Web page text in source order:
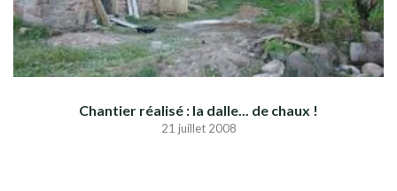
Chantier réalisé : la dalle... de chaux !
21 juillet 2008